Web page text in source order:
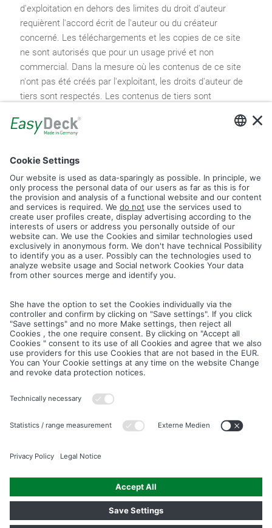
d'exploitation en dehors des limites du droit d'auteur
requièrent l'accord écrit de l'auteur ou du créateur
concerné. Les téléchargements et les copies de ce site
ne sont autorisés que pour un usage privé et non
commercial. Dans la mesure où les contenus de ce site
n'ont pas été créés par l'exploitant, les droits d'auteur de
tiers sont respectés. Les contenus de tiers sont
néanmoins constater une violation des droits d'auteur,
aurons connaissance d'une violation de la loi, nous
supprimerons immédiatement de tels contenus.
Crédits photographiques:
FULLHAUS, Regensburg
toolboxx-media, Magdebourg
.
Conception web, programmation:
toolboxx-media , Magdeburg
Téléchargements
Mentions légales